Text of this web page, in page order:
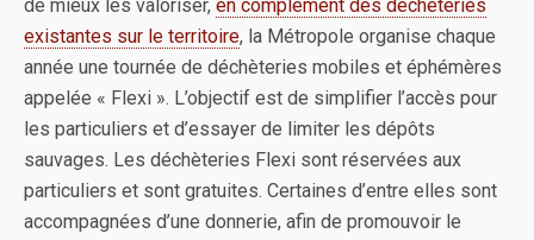
de mieux les valoriser, en complément des déchèteries
existantes sur le territoire, la Métropole organise chaque
année une tournée de déchèteries mobiles et éphémères
appelée « Flexi ». L’objectif est de simplifier l’accès pour
les particuliers et d’essayer de limiter les dépôts
sauvages. Les déchèteries Flexi sont réservées aux
particuliers et sont gratuites. Certaines d’entre elles sont
accompagnées d’une donnerie, afin de promouvoir le